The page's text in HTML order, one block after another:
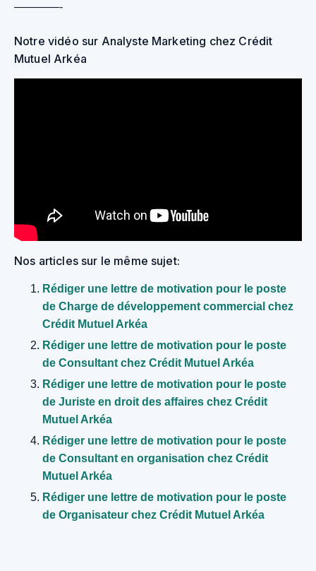
————-
Notre vidéo sur Analyste Marketing chez Crédit
Mutuel Arkéa
Nos articles sur le même sujet:
Rédiger une lettre de motivation pour le poste
de Charge de développement commercial chez
Crédit Mutuel Arkéa
Rédiger une lettre de motivation pour le poste
de Consultant chez Crédit Mutuel Arkéa
Rédiger une lettre de motivation pour le poste
de Juriste en droit des affaires chez Crédit
Mutuel Arkéa
Rédiger une lettre de motivation pour le poste
de Consultant en organisation chez Crédit
Mutuel Arkéa
Rédiger une lettre de motivation pour le poste
de Organisateur chez Crédit Mutuel Arkéa